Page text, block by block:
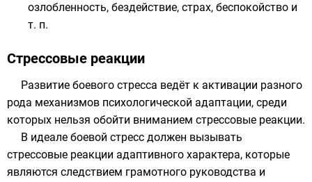
озлобленность, бездействие, страх, беспокойство и
т. п.
Стрессовые реакции
Развитие боевого стресса ведёт к активации разного
рода механизмов психологической адаптации, среди
которых нельзя обойти вниманием стрессовые реакции.
В идеале боевой стресс должен вызывать
стрессовые реакции адаптивного характера, которые
являются следствием грамотного руководства и